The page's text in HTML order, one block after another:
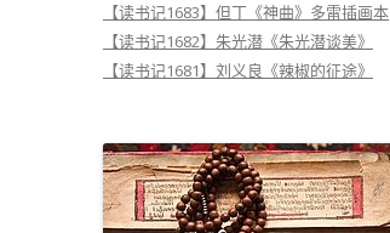
【读书记1683】但丁《神曲》多雷插画本
【读书记1682】朱光潜《朱光潜谈美》
【读书记1681】刘义良《辣椒的征途》